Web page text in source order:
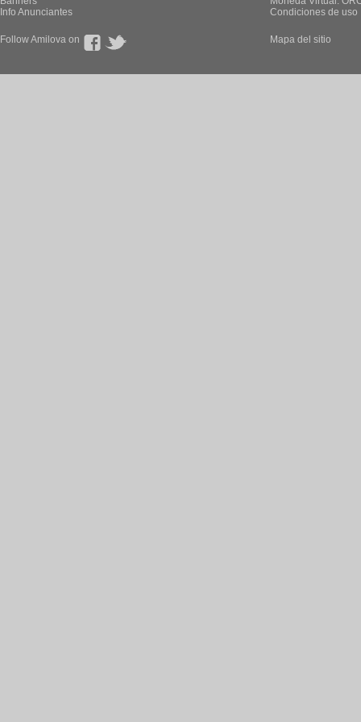
Info Anunciantes
Condiciones de uso
Follow Amilova on Mapa del sitio